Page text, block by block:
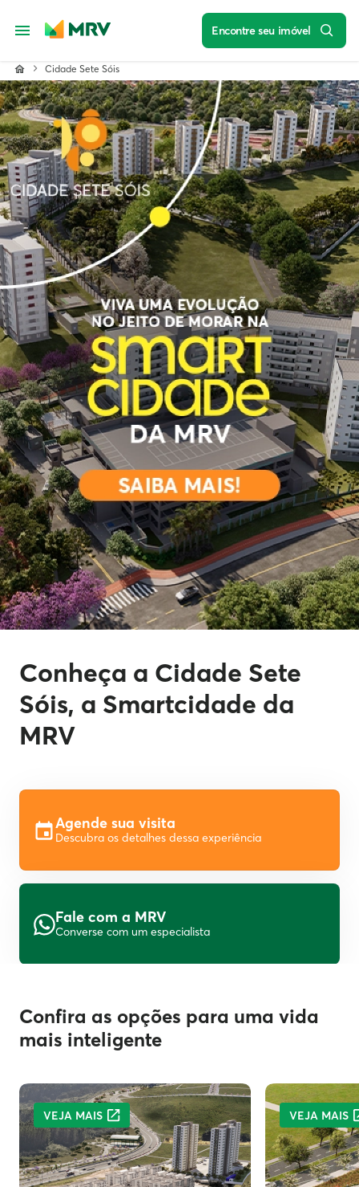
Encontre seu imóvel
Cidade Sete Sóis
Conheça a Cidade Sete
Sóis, a Smartcidade da
MRV
Agende sua visita
Descubra os detalhes dessa experiência
Fale com a MRV
Converse com um especialista
Confira as opções para uma vida
mais inteligente
VEJA MAIS VEJA MAIS